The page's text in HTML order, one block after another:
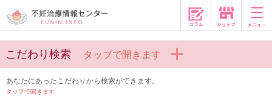
コラム
こだわり検索 タップで開きます
あなたにあったこだわりから検索ができます。
タップで開きます